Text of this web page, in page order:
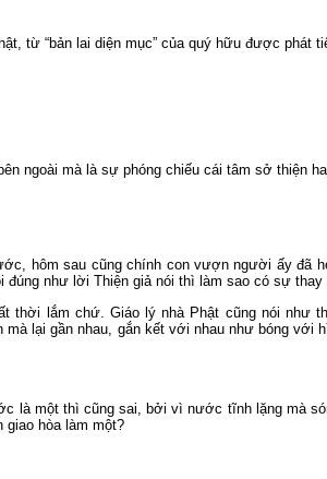
từ “bản lai diện mục” của quý hữu được phát
ngoài mà là sự phóng chiếu cái tâm sở thiện
hôm sau cũng chính con vượn người ấy đã
như lời Thiện giả nói thì làm sao có sự thay
thời lắm chứ. Giáo lý nhà Phật cũng nói như
lại gần nhau, gắn kết với nhau như bóng với
là một thì cũng sai, bởi vì nước tĩnh lặng mà
hòa làm một?